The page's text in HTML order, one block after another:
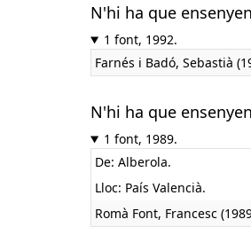
N'hi ha que
1 font, 1992.
Farnés i Badó, Sebastià
N'hi ha que
1 font, 1989.
De: Alberola.
Lloc: País Valencià.
Romà Font, Francesc